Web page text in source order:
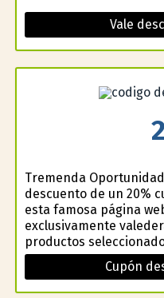
Vale
Tremenda
descuento de un 20%
esta famosa página
exclusivamente
productos
Cupón